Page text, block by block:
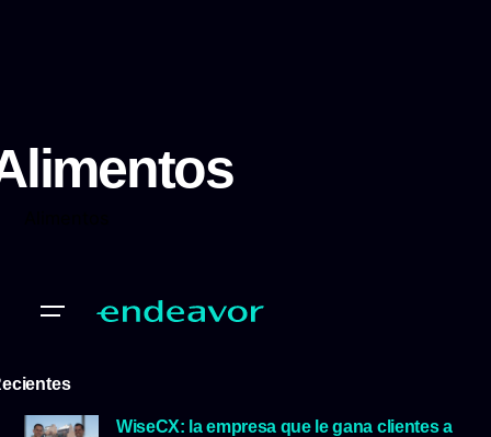
WiseCX: la empresa que le gana clientes a